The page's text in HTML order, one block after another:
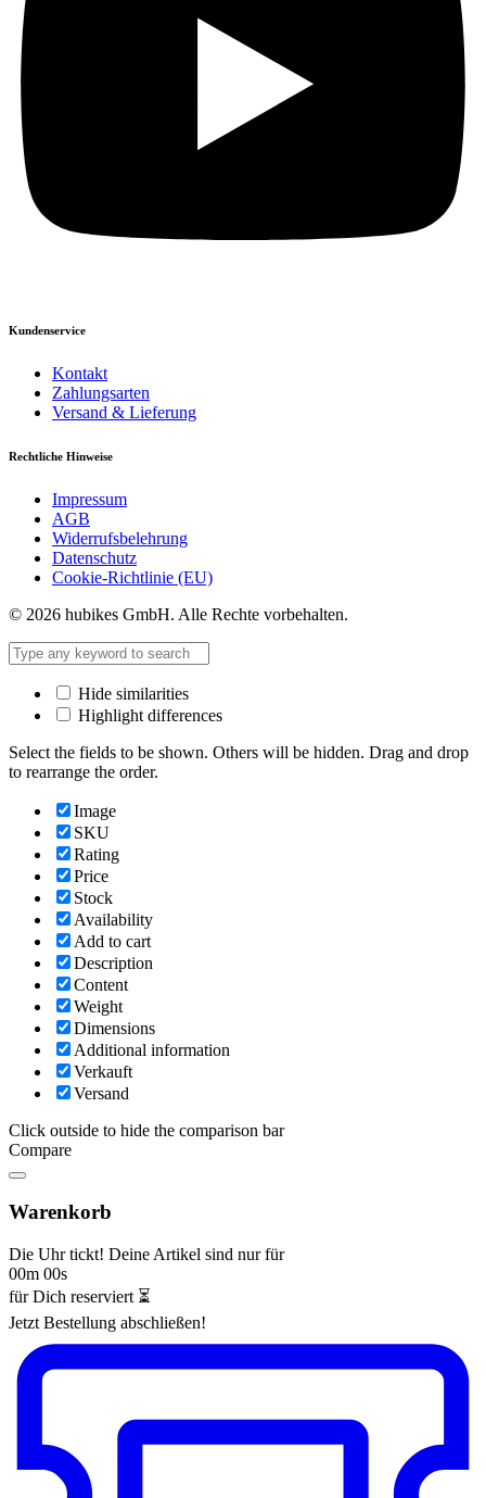
Kundenservice
Kontakt
Zahlungsarten
Versand & Lieferung
Rechtliche Hinweise
Impressum
AGB
Widerrufsbelehrung
Datenschutz
Cookie-Richtlinie (EU)
© 2026 hubikes GmbH. Alle Rechte vorbehalten.
Hide similarities
Highlight differences
Select the fields to be shown. Others will be hidden. Drag and drop
to rearrange the order.
Image
SKU
Rating
Price
Stock
Availability
Add to cart
Description
Content
Weight
Dimensions
Additional information
Verkauft
Versand
Click outside to hide the comparison bar
Compare
Warenkorb
Die Uhr tickt! Deine Artikel sind nur für
00m 00s
für Dich reserviert ⏳
Jetzt Bestellung abschließen!